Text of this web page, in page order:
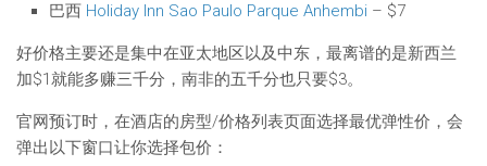
巴西 Holiday Inn Sao Paulo Parque Anhembi – $7
好价格主要还是集中在亚太地区以及中东，最离谱的是新西兰
加$1就能多赚三千分，南非的五千分也只要$3。
官网预订时，在酒店的房型/价格列表页面选择最优弹性价，会
弹出以下窗口让你选择包价：